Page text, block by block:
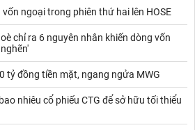
ngoại trong phiên thứ hai lên HOSE
chỉ ra 6 nguyên nhân khiến dòng vốn
tỷ đồng tiền mặt, ngang ngửa MWG
nhiêu cổ phiếu CTG để sở hữu tối thiểu